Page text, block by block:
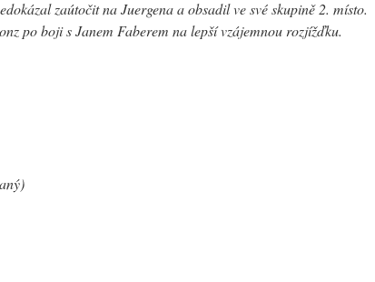
zaútočit na Juergena a obsadil ve své skupině 2. místo.
po boji s Janem Faberem na lepší vzájemnou rozjížďku.